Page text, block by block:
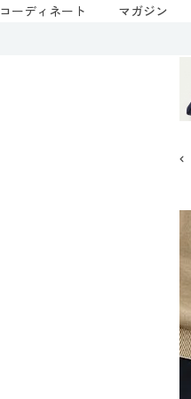
コーディネート マガジン